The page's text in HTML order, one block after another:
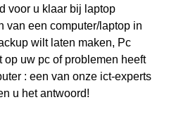
voor u klaar bij laptop
van een computer/laptop in
wilt laten maken, Pc
uw pc of problemen heeft
: een van onze ict-experts
u het antwoord!